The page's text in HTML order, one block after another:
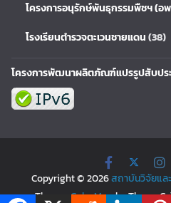
โครงการอนุรักษ์พันธุกรรมพืชฯ (อ
โรงเรียนตำรวจตะเวนชายแดน(38)
โครงการพัฒนาผลิตภัณฑ์แปรรูปสับปร
Copyright © 2026สถาบันวิจัยแ
Theme: ColorMagby